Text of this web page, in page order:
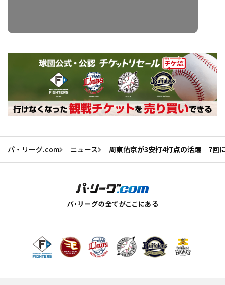
パ・リーグ.com ニュース 周東佑京が3安打4打点の活躍 7回